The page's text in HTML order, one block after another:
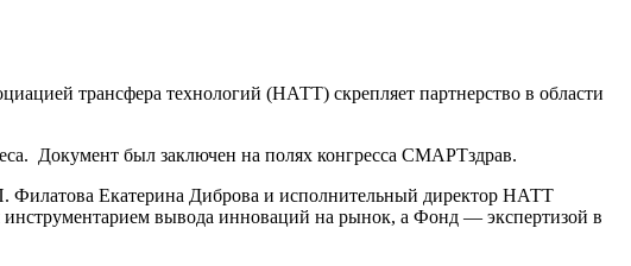
трансфера технологий (НАТТ) скрепляет партнерство в области
Документ был заключен на полях конгресса СМАРТздрав.
Филатова Екатерина Диброва и исполнительный директор НАТТ
вывода инноваций на рынок, а Фонд — экспертизой в